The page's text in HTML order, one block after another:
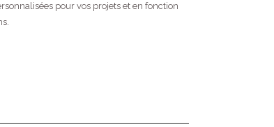
pour vos projets et en fonction